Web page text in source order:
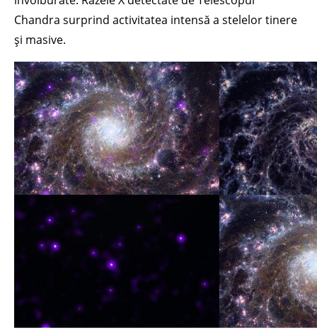
Chandra surprind activitatea intensă a stelelor tinere
și masive.